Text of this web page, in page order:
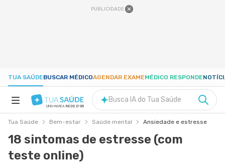
PUBLICIDADE
TUA SAÚDEBUSCAR MÉDICOAGENDAR EXAMEMÉDICO RESPONDE
NUTRIÇÃO
UMA MARCA REDE D'OR
Busca IA do Tua Saúde
Tua Saúde Bem-estar Saúde mental Ansiedade e estresse
18 sintomas de estresse (com
teste online)